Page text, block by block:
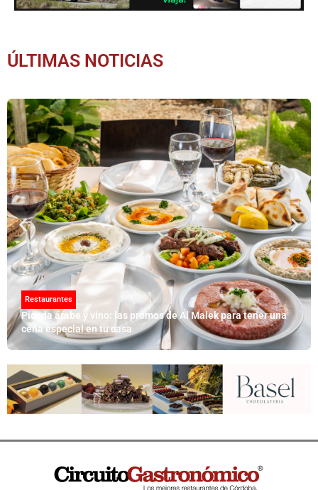
ÚLTIMAS NOTICIAS
Restaurantes
Picada árabe y vino: las promos de Al Malek para tener una
cena especial en tu casa